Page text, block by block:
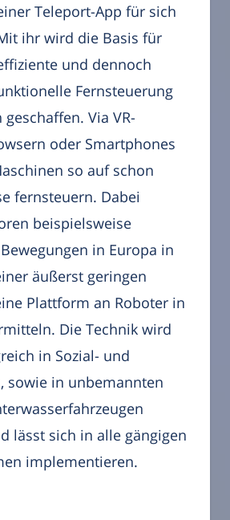
Teleport-App für sich
ihr wird die Basis für
und dennoch
Fernsteuerung
Via VR-
oder Smartphones
so auf schon
fernsteuern. Dabei
beispielsweise
in Europa in
äußerst geringen
Plattform an Roboter in
Die Technik wird
in Sozial- und
sowie in unbemannten
lässt sich in alle gängigen
implementieren.